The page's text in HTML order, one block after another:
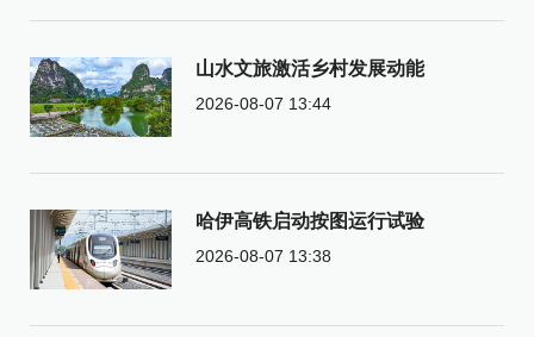
山水文旅激活乡村发展动能
2026-08-07 13:44
哈伊高铁启动按图运行试验
2026-08-07 13:38